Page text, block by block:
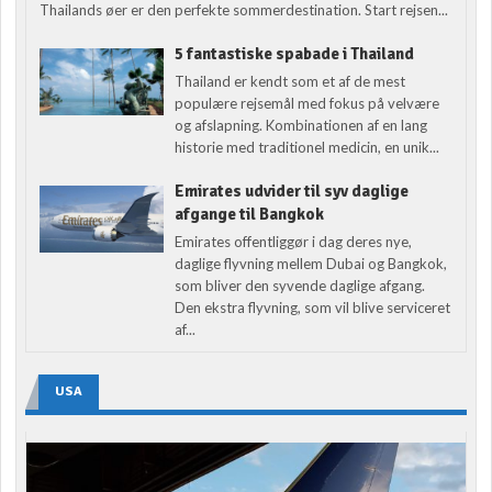
Thailands øer er den perfekte sommerdestination. Start rejsen...
5 fantastiske spabade i Thailand
Thailand er kendt som et af de mest
populære rejsemål med fokus på velvære
og afslapning. Kombinationen af en lang
historie med traditionel medicin, en unik...
Emirates udvider til syv daglige
afgange til Bangkok
Emirates offentliggør i dag deres nye,
daglige flyvning mellem Dubai og Bangkok,
som bliver den syvende daglige afgang.
Den ekstra flyvning, som vil blive serviceret
af...
USA